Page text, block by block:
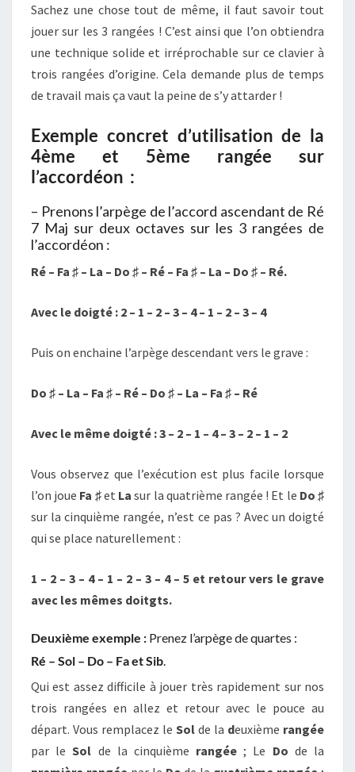
Sachez une chose tout de même, il faut savoir tout
jouer sur les 3 rangées ! C’est ainsi que l’on obtiendra
une technique solide et irréprochable sur ce clavier à
trois rangées d’origine. Cela demande plus de temps
de travail mais ça vaut la peine de s’y attarder !
Exemple concret d’utilisation de la
4ème et 5ème rangée sur
l’accordéon :
– Prenons l’arpège de l’accord ascendant de Ré
7 Maj sur deux octaves sur les 3 rangées de
l’accordéon :
Ré – Fa ♯ – La – Do ♯ – Ré – Fa ♯ – La – Do ♯ – Ré.
Avec le doigté : 2 – 1 – 2 – 3 – 4 – 1 – 2 – 3 – 4
Puis on enchaine l’arpège descendant vers le grave :
Do ♯ – La – Fa ♯ – Ré – Do ♯ – La – Fa ♯ – Ré
Avec le même doigté : 3 – 2 – 1 – 4 – 3 – 2 – 1 – 2
Vous observez que l’exécution est plus facile lorsque
l’on joue Fa ♯et La sur la quatrième rangée ! Et le Do ♯
sur la cinquième rangée, n’est ce pas ? Avec un doigté
qui se place naturellement :
1 – 2 – 3 – 4 – 1 – 2 – 3 – 4 – 5 et retour vers le grave
avec les mêmes doitgts.
Deuxième exemple : Prenez l’arpège de quartes :
Ré – Sol – Do – Fa et Sib
Qui est assez difficile à jouer très rapidement sur nos
trois rangées en allez et retour avec le pouce au
départ. Vous remplacez le Sol de la deuxième rangée
par leSol de la cinquième rangée ; Le Do de la